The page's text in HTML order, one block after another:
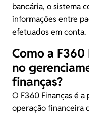
bancária, o sistema
informações entre
efetuados em conta.
Como a
no
finanças?
O F360 Finanças é
operação financeira